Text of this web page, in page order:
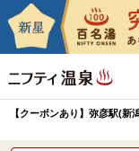
【クーポンあり】弥彦駅(